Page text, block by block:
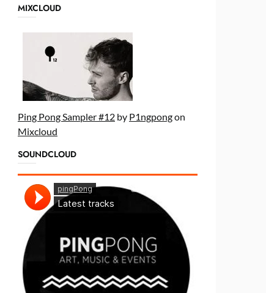
MIXCLOUD
Ping Pong Sampler #12by P1ngpongon
Mixcloud
SOUNDCLOUD